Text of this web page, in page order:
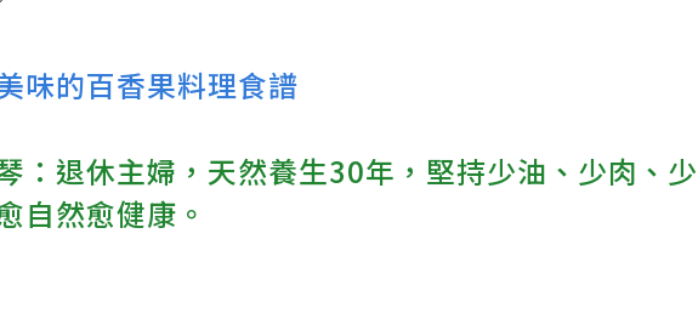
味的百香果料理食譜
：退休主婦，天然養生30年，堅持少油、少肉、少
自然愈健康。